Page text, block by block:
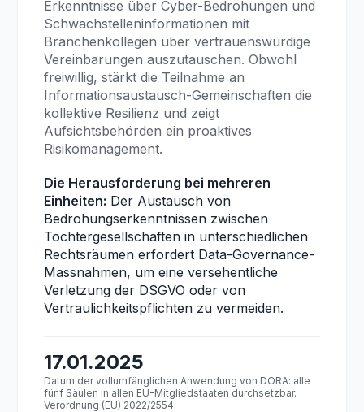
Erkenntnisse über Cyber-Bedrohungen und
Schwachstelleninformationen mit
Branchenkollegen über vertrauenswürdige
Vereinbarungen auszutauschen. Obwohl
freiwillig, stärkt die Teilnahme an
Informationsaustausch-Gemeinschaften die
kollektive Resilienz und zeigt
Aufsichtsbehörden ein proaktives
Risikomanagement.
Die Herausforderung bei mehreren
Einheiten: Der Austausch von
Bedrohungserkenntnissen zwischen
Tochtergesellschaften in unterschiedlichen
Rechtsräumen erfordert Data-Governance-
Massnahmen, um eine versehentliche
Verletzung der DSGVO oder von
Vertraulichkeitspflichten zu vermeiden.
17.01.2025
Datum der vollumfänglichen Anwendung von DORA: alle
fünf Säulen in allen EU-Mitgliedstaaten durchsetzbar.
Verordnung (EU) 2022/2554